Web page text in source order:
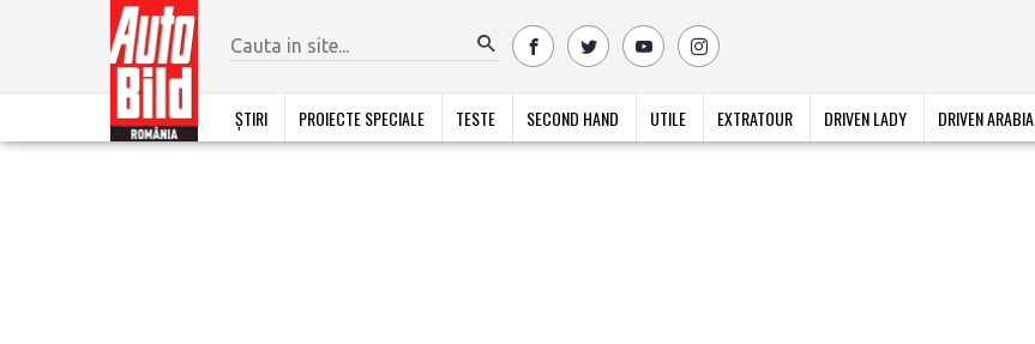
ȘTIRI PROIECTE SPECIALE TESTE SECOND HAND UTILE EXTRATOUR DRIVEN LADY DRIVEN ARABIA